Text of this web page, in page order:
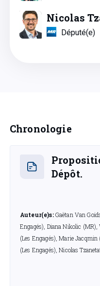
Nicolas
Député(e)
Chronologie
Dépôt.
Auteur(e)s:Gaëtan Van
Engagés), Diana Nikolic (MR),
(Les Engagés), Marie
(Les Engagés), Nicolas